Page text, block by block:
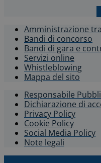
Amministrazione
Bandi di concorso
Bandi di gara e
Servizi online
Whistleblowing​
Mappa del sito
Responsabile
Dichiarazione di
Privacy Policy
Cookie Policy
Social Media Policy
Note legali